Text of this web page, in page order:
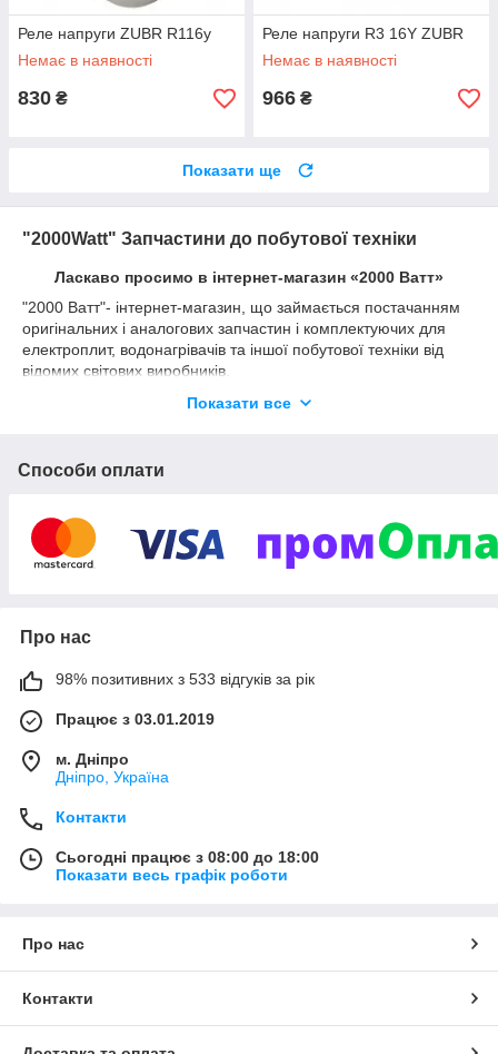
Реле напруги ZUBR R116у
Немає в наявності
830 ₴
Реле напруги R3 16Y ZUBR
Немає в наявності
966 ₴
Показати ще
"2000Watt" Запчастини до побутової техніки
Ласкаво просимо в інтернет-магазин «2000 Ватт»
"2000 Ватт"- інтернет-магазин, що займається постачанням
оригінальних і аналогових запчастин і комплектуючих для
електроплит, водонагрівачів та іншої побутової техніки від
відомих світових виробників.
В нас ви знайдете тільки перевірений, якісний товар, а також
з можливістю текстового звернення, або зв'язатися з нами за
сайті для уточнення і обговорення деталей замовлення.
Здійснюючи замовлення на нашому сайті, Ви можете бути
впевнені в оперативному обслуговуванні і гарантії
оплатою, або по передоплаті на карту ПриватБанк.
Показати все
Способи оплати
Про нас
98% позитивних з 533 відгуків за рік
Працює з 03.01.2019
м. Дніпро
Дніпро, Україна
Контакти
Сьогодні працює з 08:00 до 18:00
Показати весь графік роботи
Про нас
Контакти